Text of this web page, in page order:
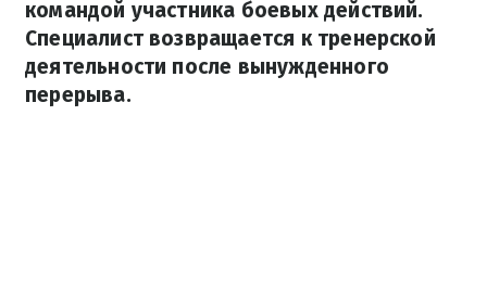
командой участника боевых действий.
Специалист возвращается к тренерской
деятельности после вынужденного
перерыва.